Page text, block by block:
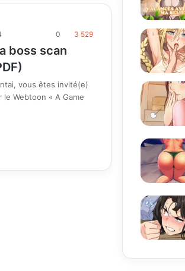
0 3 529
boss scan
vous êtes invité(e)
Webtoon « A Game